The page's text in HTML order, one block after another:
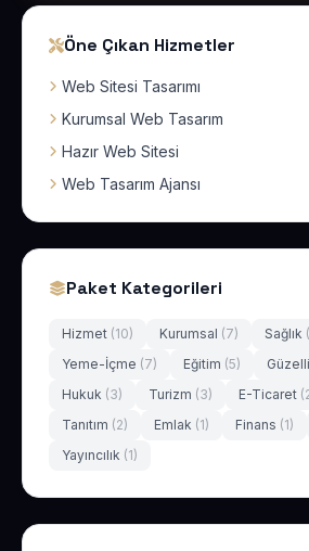
Öne Çıkan Hizmetler
Web Sitesi Tasarımı
Kurumsal Web Tasarım
Hazır Web Sitesi
Web Tasarım Ajansı
Paket Kategorileri
Hizmet (10) Kurumsal (7) Sağlık
Yeme-İçme (7) Eğitim (5)
Hukuk (3) Turizm (3) E-Ticaret
Tanıtım (2) Emlak (1) Finans (1)
Yayıncılık (1)